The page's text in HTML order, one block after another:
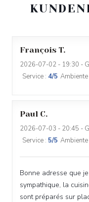
François T
2026-07-02 - 19:30 -
Service : 4/5 Ambiente
Paul C
2026-07-03 - 20:45 -
Service : 5/5 Ambiente
Bonne adresse que
sympathique, la
sont préparés sur